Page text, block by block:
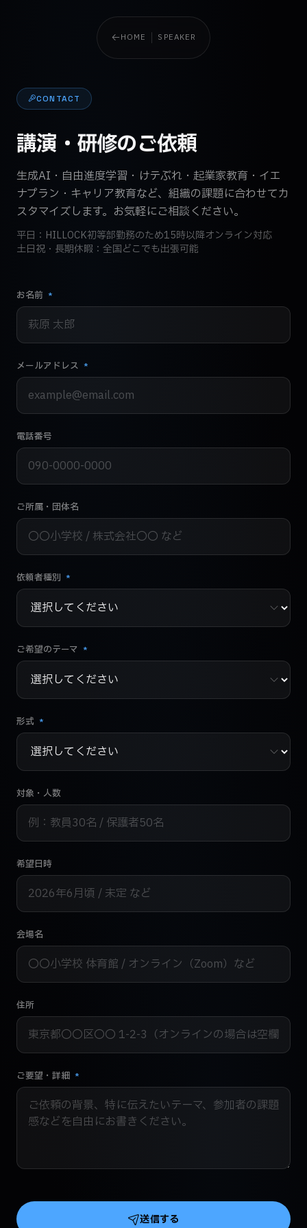
HOME SPEAKER
CONTACT
講演・研修のご依頼
生成AI・自由進度学習・けテぶれ・起業家教育・イエ
ナプラン・キャリア教育など、組織の課題に合わせてカ
スタマイズします。お気軽にご相談ください。
平日：HILLOCK初等部勤務のため15時以降オンライン対応
土日祝・長期休暇：全国どこでも出張可能
お名前 *
メールアドレス *
電話番号
ご所属・団体名
依頼者種別 *
ご希望のテーマ *
形式 *
対象・人数
希望日時
会場名
住所
ご要望・詳細 *
送信する